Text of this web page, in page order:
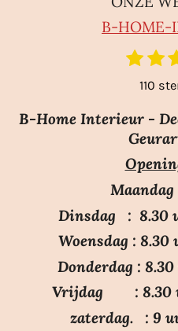
B-HOME-
1
e
r
2
s
t
e
r
e
n
3
s
t
e
r
e
n
110
B-Home Interieur -
Maandag
Dinsdag : 8.30
Woensdag :
Donderdag :
Vrijdag : 8.30
zaterdag. : 9